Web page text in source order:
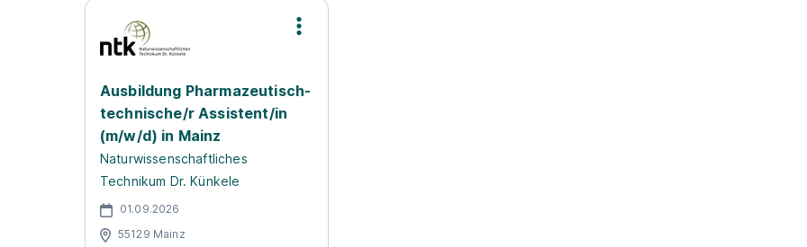
Ausbildung Pharmazeutisch-
technische/r Assistent/in
(m/w/d) in Mainz
Naturwissenschaftliches
Technikum Dr. Künkele
01.09.2026
55129 Mainz